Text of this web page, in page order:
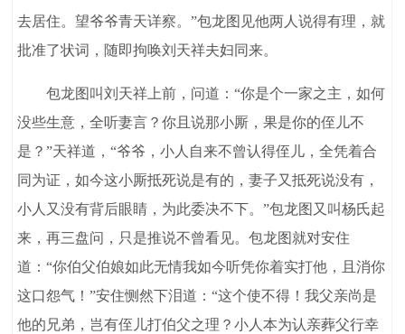
去居住。望爷爷青天详察。”包龙图见他两人说得有理，就
批准了状词，随即拘唤刘天祥夫妇同来。
包龙图叫刘天祥上前，问道：“你是个一家之主，如何
没些生意，全听妻言？你且说那小厮，果是你的侄儿不
是？”天祥道，“爷爷，小人自来不曾认得侄儿，全凭着合
同为证，如今这小厮抵死说是有的，妻子又抵死说没有，
小人又没有背后眼睛，为此委决不下。”包龙图又叫杨氏起
来，再三盘问，只是推说不曾看见。包龙图就对安住
道：“你伯父伯娘如此无情我如今听凭你着实打他，且消你
这口怨气！”安住恻然下泪道：“这个使不得！我父亲尚是
他的兄弟，岂有侄儿打伯父之理？小人本为认亲葬父行幸